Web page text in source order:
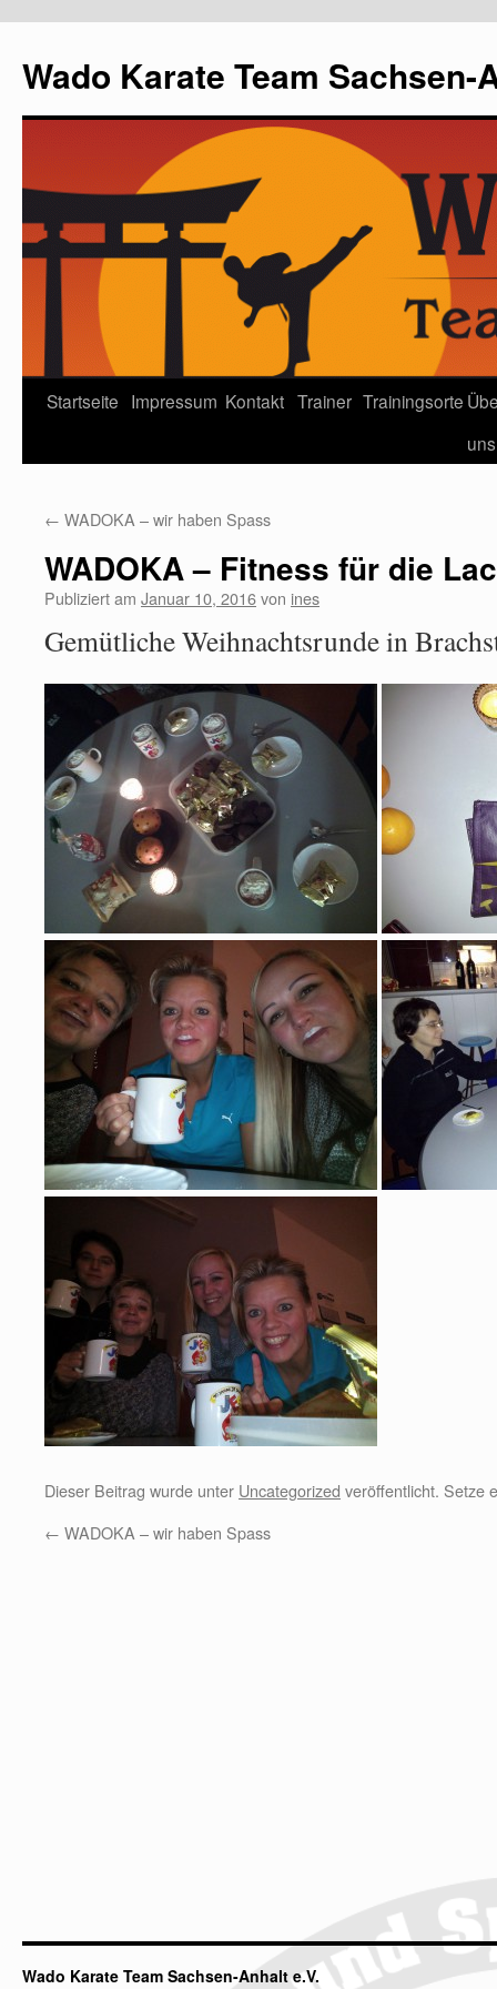
Wado Karate Team Sachsen-
Startseite Impressum Kontakt Trainer Trainingsorte
uns
← WADOKA – wir haben Spass
WADOKA – Fitness für die
Publiziert am Januar 10, 2016von ines
Gemütliche Weihnachtsrunde in
Dieser Beitrag wurde unter Uncategorized veröffentlicht. Setze
← WADOKA – wir haben Spass
Wado Karate Team Sachsen-Anhalt e.V.